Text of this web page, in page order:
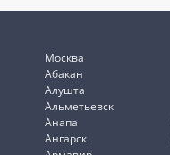
Москва
Абакан
Алушта
Альметьевск
Анапа
Ангарск